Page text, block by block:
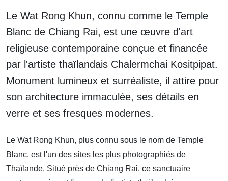
Le Wat Rong Khun, connu comme le Temple
Blanc de Chiang Rai, est une œuvre d'art
religieuse contemporaine conçue et financée
par l'artiste thaïlandais Chalermchai Kositpipat.
Monument lumineux et surréaliste, il attire pour
son architecture immaculée, ses détails en
verre et ses fresques modernes.
Le Wat Rong Khun, plus connu sous le nom de Temple
Blanc, est l'un des sites les plus photographiés de
Thaïlande. Situé près de Chiang Rai, ce sanctuaire